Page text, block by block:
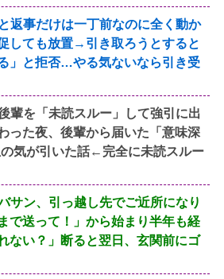
返事だけは一丁前なのに全く動か
しても放置→引き取ろうとすると
」と拒否…やる気ないなら引き受
輩を「未読スルー」して強引に出
った夜、後輩から届いた「意味深
気が引いた話←完全に未読スルー
サン、引っ越し先でご近所になり
で送って！」から始まり半年も経
ない？」断ると翌日、玄関前にゴ